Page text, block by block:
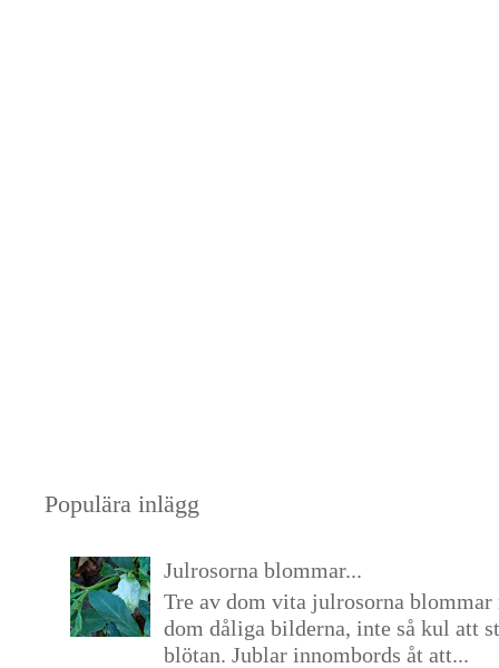
Populära inlägg
Julrosorna blommar...
Tre av dom vita julrosorna blommar
dom dåliga bilderna, inte så kul att
blötan. Jublar innombords åt att...